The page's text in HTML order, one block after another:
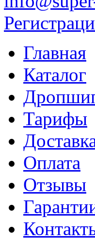
Главная
Каталог
Тарифы
Оплата
Отзывы